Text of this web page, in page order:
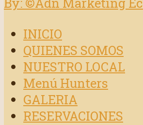
INICIO
QUIENES SOMOS
NUESTRO LOCAL
Menú Hunters
GALERIA
RESERVACIONES